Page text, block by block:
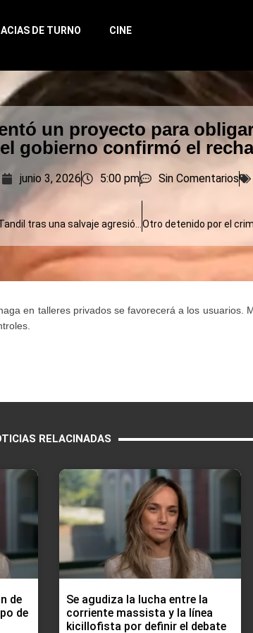
DE TURNO CINE
un proyecto para
gobierno confirmó el
junio 3, 2026 5:00 pm Sin Comentarios
en talleres privados se favorecerá a los usuarios.
RELACINADAS
de
de
Se agudiza la lucha entre la
corriente massista y la línea
kicillofista por definir el debate